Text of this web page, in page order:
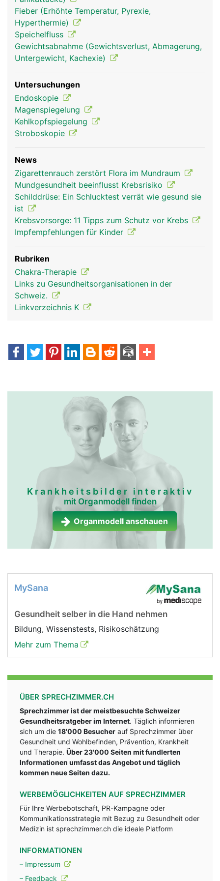
Kehlkopf Frau
Fieber (Erhöhte Temperatur, Pyrexie,
Hyperthermie)
Speichelfluss
Gewichtsabnahme (Gewichtsverlust, Abmagerung,
Untergewicht, Kachexie)
Untersuchungen
Endoskopie
Magenspiegelung
Kehlkopfspiegelung
Stroboskopie
News
Zigarettenrauch zerstört Flora im Mundraum
Mundgesundheit beeinflusst Krebsrisiko
Schilddrüse: Ein Schlucktest verrät wie gesund sie
ist
Krebsvorsorge: 11 Tipps zum Schutz vor Krebs
Impfempfehlungen für Kinder
Rubriken
Chakra-Therapie
Links zu Gesundheitsorganisationen in der
Schweiz.
Linkverzeichnis K
Krankheitsbilder interaktiv
mit Organmodell finden
Organmodell anschauen
MySana
Gesundheit selber in die Hand nehmen
Bildung, Wissenstests, Risikoschätzung
Mehr zum Thema
ÜBER SPRECHZIMMER.CH
Sprechzimmer ist der meistbesuchte Schweizer
Gesundheitsratgeber im Internet. Täglich informieren
sich um die 18'000 Besucher auf Sprechzimmer über
Gesundheit und Wohlbefinden, Prävention, Krankheit
und Therapie. Über 23'000 Seiten mit fundlerten
Informationen umfasst das Angebot und täglich
kommen neue Seiten dazu.
WERBEMÖGLICHKEITEN AUF SPRECHZIMMER
Für Ihre Werbebotschaft, PR-Kampagne oder
Kommunikationsstrategie mit Bezug zu Gesundheit oder
Medizin ist sprechzimmer.ch die ideale Platform
INFORMATIONEN
– Impressum
– Feedback